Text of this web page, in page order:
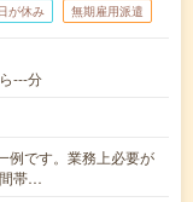
が休み 無期雇用派遣
---分
例です。業務上必要が
帯…